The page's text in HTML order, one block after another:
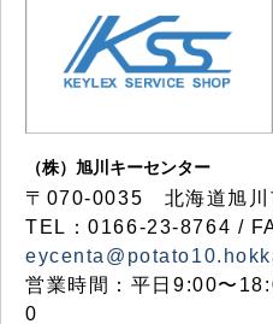
（株）旭川キーセンター
〒070-0035 北海道旭川
TEL：0166-23-8764 /
営業時間：平日9:00〜
0